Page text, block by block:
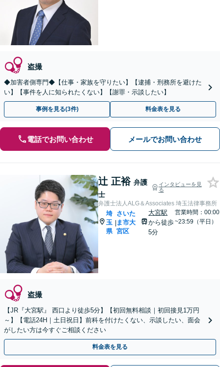
盗撮
◆加害者側専門◆【仕事・家族を守りたい】【逮捕・刑務所を避けた
い】【事件を人に知られたくない】【謝罪・示談したい】
事例を見る(3件) 料金表を見る
電話でお問い合わせ メールでお問い合わせ
辻 正裕 弁護
士
インタビューを見
る
弁護士法人ALG＆Associates 埼玉法律事務所
埼
玉
県
|
さいた
ま市大
宮区
大宮駅
から徒歩
5分
営業時間：00:00
~23:59（平日）
盗撮
【JR『大宮駅』 西口より徒歩5分】【初回無料相談｜初回接見1万円
～】【電話24H｜土日祝日】前科を付けたくない、示談したい、面会
がしたい方は今すぐご相談ください
料金表を見る